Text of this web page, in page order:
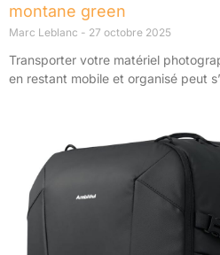
montane green
Marc Leblanc 27 octobre 2025
Transporter votre matériel
en restant mobile et organisé peut